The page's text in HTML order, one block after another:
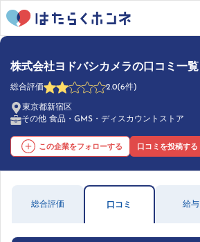
株式会社ヨドバシカメラの口コミ一覧
総合評価 2.0(6件)
東京都新宿区
その他 食品・GMS・ディスカウントストア
この企業をフォローする 口コミを投稿する
総合評価 口コミ 給与